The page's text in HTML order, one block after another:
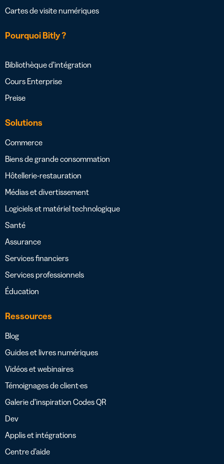
Cartes de visite numériques
Pourquoi Bitly ?
Bibliothèque d’intégration
Cours Enterprise
Preise
Solutions
Commerce
Biens de grande consommation
Hôtellerie-restauration
Médias et divertissement
Logiciels et matériel technologique
Santé
Assurance
Services financiers
Services professionnels
Éducation
Ressources
Blog
Guides et livres numériques
Vidéos et webinaires
Témoignages de client·es
Galerie d’inspiration Codes QR
Dev
Applis et intégrations
Centre d’aide